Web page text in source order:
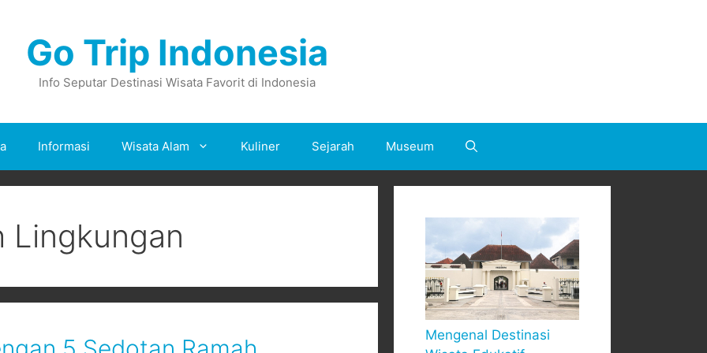
Go Trip Indonesia
Info Seputar Destinasi Wisata Favorit di Indonesia
Informasi Wisata Alam Kuliner Sejarah Museum
Lingkungan
Mengenal Destinasi